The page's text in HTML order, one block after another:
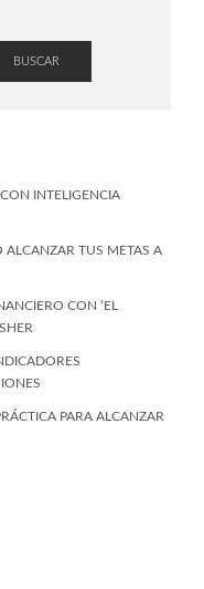
BUSCAR
INTELIGENCIA
ALCANZAR TUS METAS A
CON ‘EL
PARA ALCANZAR